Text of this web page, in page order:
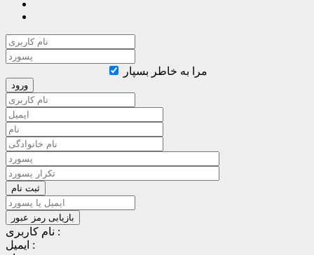
مرا به خاطر بسپار
نام کاربری :
ایمیل :